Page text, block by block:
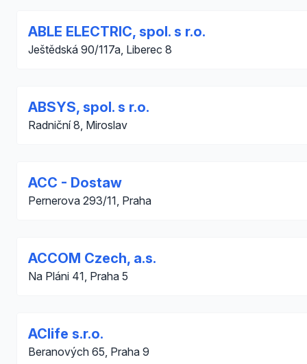
ABLE ELECTRIC, spol. s r.o.
Ještědská 90/117a, Liberec 8
ABSYS, spol. s r.o.
Radniční 8, Miroslav
ACC - Dostaw
Pernerova 293/11, Praha
ACCOM Czech, a.s.
Na Pláni 41, Praha 5
AClife s.r.o.
Beranových 65, Praha 9